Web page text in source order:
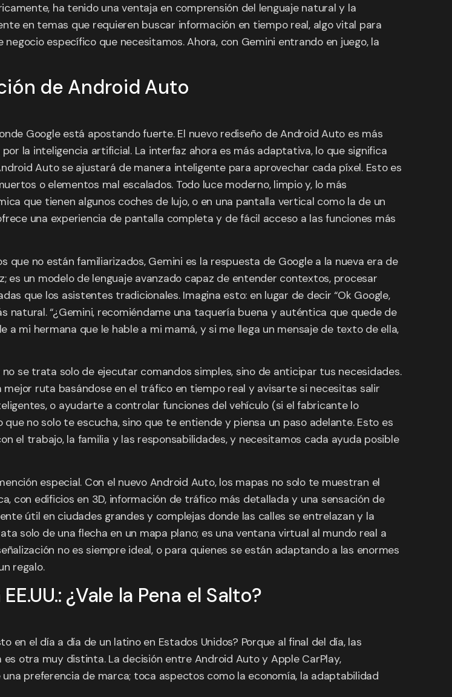
ha tenido una ventaja en comprensión del lenguaje natural y la
en temas que requieren buscar información en tiempo real, algo vital para
específico que necesitamos. Ahora, con Gemini entrando en juego, la
de Android Auto
Google está apostando fuerte. El nuevo rediseño de Android Auto es más
la inteligencia artificial. La interfaz ahora es más adaptativa, lo que significa
Auto se ajustará de manera inteligente para aprovechar cada píxel. Esto es
o elementos mal escalados. Todo luce moderno, limpio y, lo más
que tienen algunos coches de lujo, o en una pantalla vertical como la de un
una experiencia de pantalla completa y de fácil acceso a las funciones más
que no están familiarizados, Gemini es la respuesta de Google a la nueva era de
es un modelo de lenguaje avanzado capaz de entender contextos, procesar
que los asistentes tradicionales. Imagina esto: en lugar de decir “Ok Google,
natural. “¿Gemini, recomiéndame una taquería buena y auténtica que quede de
a mi hermana que le hable a mi mamá, y si me llega un mensaje de texto de ella,
se trata solo de ejecutar comandos simples, sino de anticipar tus necesidades.
ruta basándose en el tráfico en tiempo real y avisarte si necesitas salir
o ayudarte a controlar funciones del vehículo (si el fabricante lo
no solo te escucha, sino que te entiende y piensa un paso adelante. Esto es
el trabajo, la familia y las responsabilidades, y necesitamos cada ayuda posible
especial. Con el nuevo Android Auto, los mapas no solo te muestran el
con edificios en 3D, información de tráfico más detallada y una sensación de
útil en ciudades grandes y complejas donde las calles se entrelazan y la
solo de una flecha en un mapa plano; es una ventana virtual al mundo real a
no es siempre ideal, o para quienes se están adaptando a las enormes
regalo.
¿Vale la Pena el Salto?
el día a día de un latino en Estados Unidos? Porque al final del día, las
otra muy distinta. La decisión entre Android Auto y Apple CarPlay,
preferencia de marca; toca aspectos como la economía, la adaptabilidad